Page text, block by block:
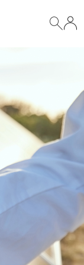
Lançamento
na